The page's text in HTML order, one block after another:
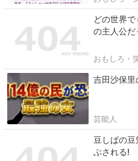
どの世界
の主人公だ
おもしろ・
吉田沙保里
芸能人
豆しばの豆
ぶされる!